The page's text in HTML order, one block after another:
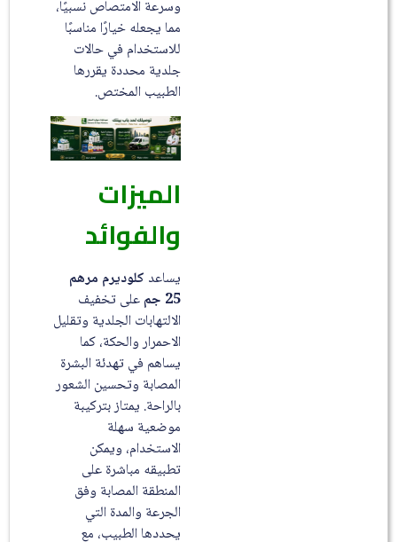
وسرعة الامتصاص نسبيًا،
مما يجعله خيارًا مناسبًا
للاستخدام في حالات
جلدية محددة يقررها
الطبيب المختص.
الميزات
والفوائد
يساعد كلوديرم مرهم
25 جم
على تخفيف
الالتهابات الجلدية وتقليل
الاحمرار والحكة، كما
يساهم في تهدئة البشرة
المصابة وتحسين الشعور
بالراحة. يمتاز بتركيبة
موضعية سهلة
الاستخدام، ويمكن
تطبيقه مباشرة على
المنطقة المصابة وفق
الجرعة والمدة التي
يحددها الطبيب، مع